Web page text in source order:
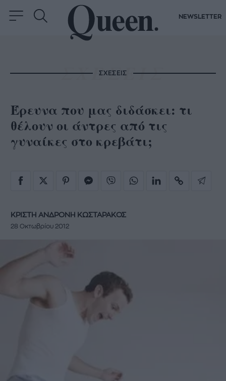
NEWSLETTER
ΣΧΕΣΕΙΣ
Έρευνα που μας διδάσκει: τι
θέλουν οι άντρες από τις
γυναίκες στο κρεβάτι;
ΚΡΙΣΤΗ ΑΝΔΡΟΝΗ ΚΩΣΤΑΡΑΚΟΣ
28 Οκτωβρίου 2012